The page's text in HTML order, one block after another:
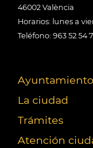
46002 València
Horarios: lunes a
Teléfono: 963 52 54
Ayuntamiento
La ciudad
Trámites
Atención